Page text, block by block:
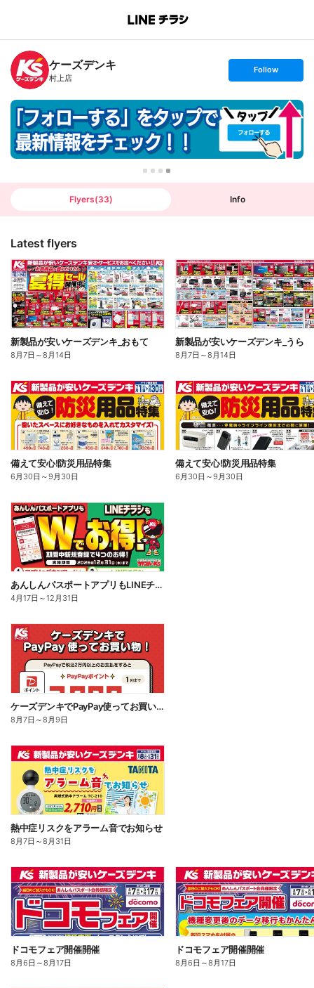
B
n
c
h
T
ケーズデンキ
村上店
s
t
o
l
l
o
w
Follow
Flyers(33) Info
Latest flyers
新製品が安いケーズデンキ_おもて
8月7日 ～8月14日
新製品が安いケーズデンキ_うら
8月7日 ～8月14日
備えて安心!防災用品特集
6月30日 ～9月30日
備えて安心!防災用品特集
6月30日 ～9月30日
あんしんパスポートアプリもLINEチラシもWでお得!
4月17日 ～12月31日
ケーズデンキでPayPay使ってお買い物!
8月7日 ～8月9日
熱中症リスクをアラーム音でお知らせ
8月7日 ～8月31日
ドコモフェア開催開催
8月6日 ～8月17日
ドコモフェア開催開催
8月6日 ～8月17日